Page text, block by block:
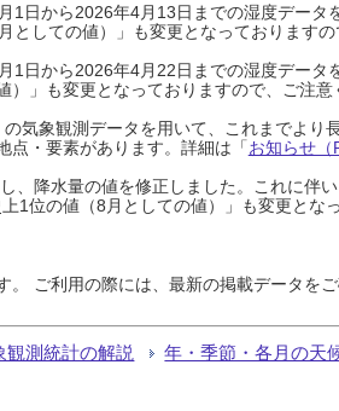
日から2026年4月13日までの湿度データ
しての値）」も変更となっておりますの
日から2026年4月22日までの湿度データ
」も変更となっておりますので、ご注
気象観測データを用いて、これまでより
点・要素があります。詳細は「お知らせ（
、降水量の値を修正しました。これに伴
1位の値（8月としての値）」も変更とな
ご利用の際には、最新の掲載データを
観測統計の解説 年・季節・各月の天